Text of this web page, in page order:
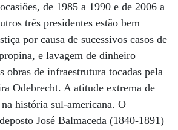
de 1985 a 1990 e de 2006 a
três presidentes estão bem
por causa de sucessivos casos de
e lavagem de dinheiro
obras de infraestrutura tocadas pela
Odebrecht. A atitude extrema de
história sul-americana. O
José Balmaceda (1840-1891)